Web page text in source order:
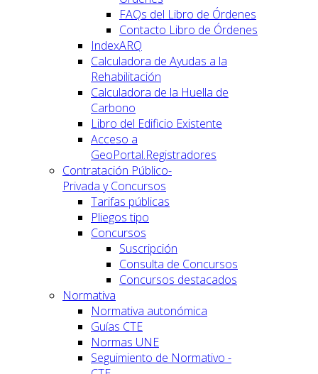
FAQs del Libro de Órdenes
Contacto Libro de Órdenes
IndexARQ
Calculadora de Ayudas a la
Rehabilitación
Calculadora de la Huella de
Carbono
Libro del Edificio Existente
Acceso a
GeoPortal.Registradores
Contratación Público-
Privada y Concursos
Tarifas públicas
Pliegos tipo
Concursos
Suscripción
Consulta de Concursos
Concursos destacados
Normativa
Normativa autonómica
Guías CTE
Normas UNE
Seguimiento de Normativo -